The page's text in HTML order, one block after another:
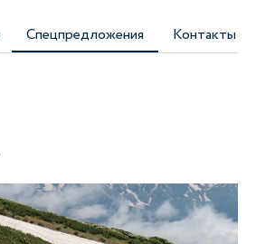
Спецпредложения Контакты